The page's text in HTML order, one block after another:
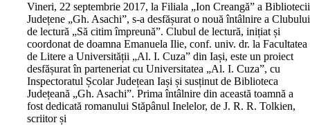
Vineri, 22 septembrie 2017, la Filiala „Ion Creangă” a Bibliotecii
Județene „Gh. Asachi”, s-a desfășurat o nouă întâlnire a Clubului
de lectură „Să citim împreună”. Clubul de lectură, inițiat și
coordonat de doamna Emanuela Ilie, conf. univ. dr. la Facultatea
de Litere a Universității „Al. I. Cuza” din Iași, este un proiect
desfășurat în parteneriat cu Universitatea „Al. I. Cuza”, cu
Inspectoratul Școlar Județean Iași și susținut de Biblioteca
Județeană „Gh. Asachi”. Prima întâlnire din această toamnă a
fost dedicată romanului Stăpânul Inelelor, de J. R. R. Tolkien,
scriitor și